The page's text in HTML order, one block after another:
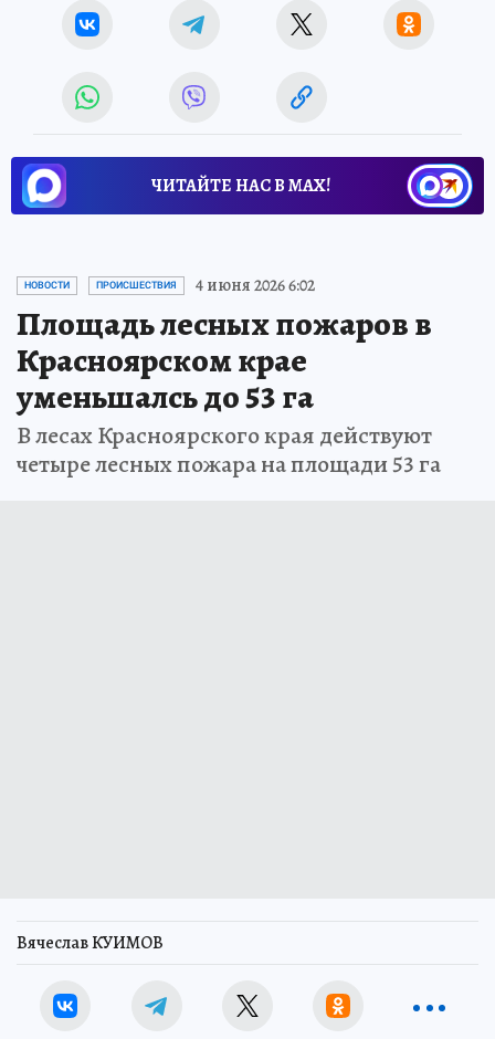
ЧИТАЙТЕ НАС В МАХ!
НОВОСТИ ПРОИСШЕСТВИЯ 4 июня 2026 6:02
Площадь лесных пожаров в
Красноярском крае
уменьшалсь до 53 га
В лесах Красноярского края действуют
четыре лесных пожара на площади 53 га
Вячеслав КУИМОВ